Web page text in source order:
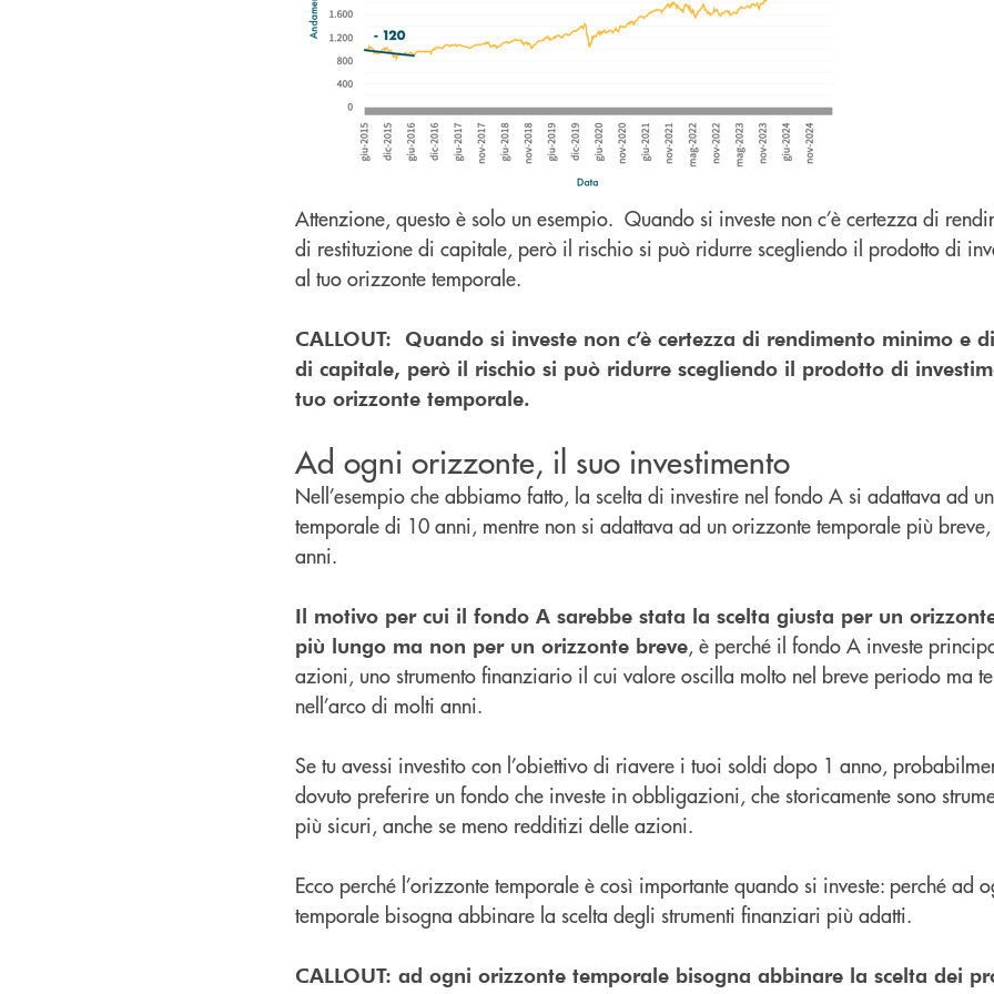
Attenzione, questo è solo un esempio. Quando si investe non c’è certezza di
di restituzione di capitale, però il rischio si può ridurre scegliendo il prodotto di
al tuo orizzonte temporale.
CALLOUT: Quando si investe non c’è certezza di rendimento minimo e
di capitale, però il rischio si può ridurre scegliendo il prodotto di
tuo orizzonte temporale.
Ad ogni orizzonte, il suo investimento
Nell’esempio che abbiamo fatto, la scelta di investire nel fondo A si adattava ad
temporale di 10 anni, mentre non si adattava ad un orizzonte temporale più
anni.
Il motivo per cui il fondo A sarebbe stata la scelta giusta per un
più lungo ma non per un orizzonte breve, è perché il fondo A investe
azioni, uno strumento finanziario il cui valore oscilla molto nel breve periodo ma
nell’arco di molti anni.
Se tu avessi investito con l’obiettivo di riavere i tuoi soldi dopo 1 anno,
dovuto preferire un fondo che investe in obbligazioni, che storicamente sono
più sicuri, anche se meno redditizi delle azioni.
Ecco perché l’orizzonte temporale è così importante quando si investe: perché ad
temporale bisogna abbinare la scelta degli strumenti finanziari più adatti.
CALLOUT: ad ogni orizzonte temporale bisogna abbinare la scelta dei